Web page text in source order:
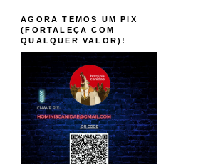
AGORA TEMOS UM PIX
(FORTALEÇA COM
QUALQUER VALOR)!